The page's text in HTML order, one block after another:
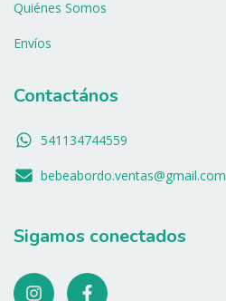
Quiénes Somos
Envíos
Contactános
541134744559
bebeabordo.ventas@gmail.com
Sigamos conectados